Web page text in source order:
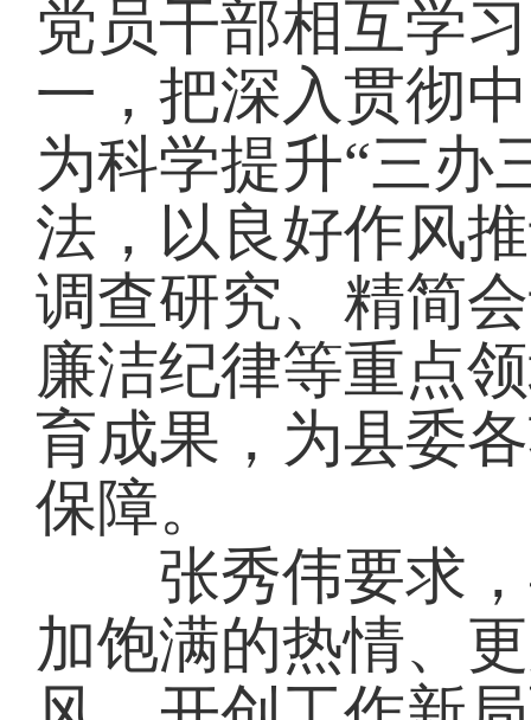
党员干部相互学
一，把深入贯彻
为科学提升“三办
法，以良好作风
调查研究、精简
廉洁纪律等重点
育成果，为县委
保障。
张秀伟要求，
加饱满的热情、